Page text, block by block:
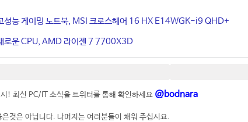
능 게이밍 노트북, MSI 크로스헤어 16 HX E14WGK-i9 QHD+
로운 CPU, AMD 라이젠 7 7700X3D
! 최신 PC/IT 소식을 트위터를 통해 확인하세요 @bodnara
것은 아닙니다. 나머지는 여러분들이 채워 주십시요.